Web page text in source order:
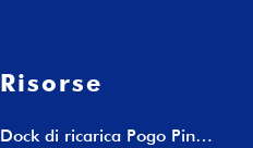
Risorse
Dock di ricarica Pogo Pin